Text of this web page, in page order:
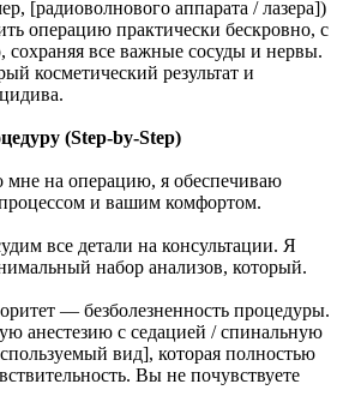
[радиоволнового аппарата / лазера])
операцию практически бескровно, с
все важные сосуды и нервы.
косметический результат и
(Step-by-Step)
мне на операцию, я обеспечиваю
и вашим комфортом.
все детали на консультации. Я
набор анализов, который.
— безболезненность процедуры.
анестезию с седацией / спинальную
вид], которая полностью
Вы не почувствуете